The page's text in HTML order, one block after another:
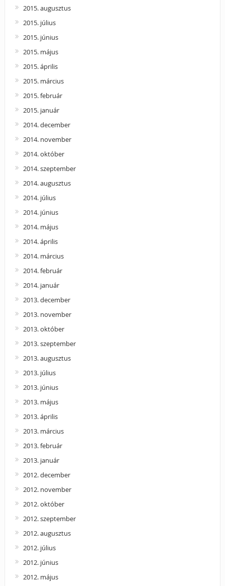
2015. augusztus
2015. július
2015. június
2015. május
2015. április
2015. március
2015. február
2015. január
2014. december
2014. november
2014. október
2014. szeptember
2014. augusztus
2014. július
2014. június
2014. május
2014. április
2014. március
2014. február
2014. január
2013. december
2013. november
2013. október
2013. szeptember
2013. augusztus
2013. július
2013. június
2013. május
2013. április
2013. március
2013. február
2013. január
2012. december
2012. november
2012. október
2012. szeptember
2012. augusztus
2012. július
2012. június
2012. május